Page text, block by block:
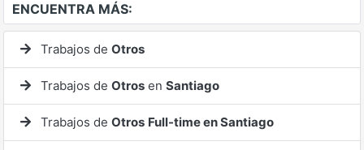
ENCUENTRA MÁS:
Trabajos de Otros
Trabajos de Otros en Santiago
Trabajos de Otros Full-time en Santiago